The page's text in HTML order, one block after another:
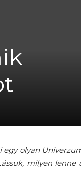
A
egy olyan
milyen lenne